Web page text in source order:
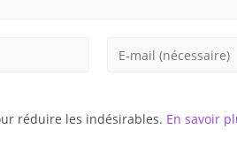
Enter
address
réduire les indésirables. En savoir